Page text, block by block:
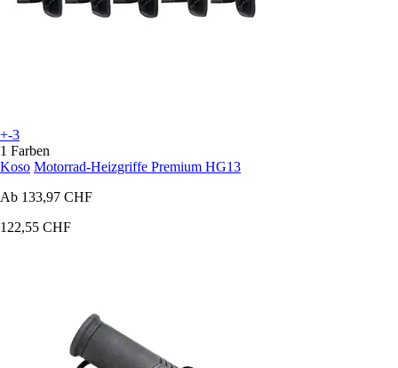
+-3
1 Farben
Koso Motorrad-Heizgriffe Premium HG13
Ab 133,97 CHF
122,55 CHF